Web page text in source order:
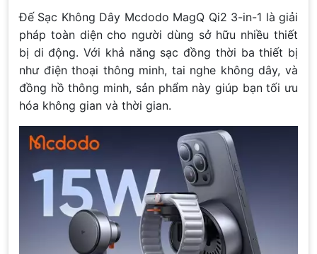
Đế Sạc Không Dây Mcdodo MagQ Qi2 3-in-1 là giải
pháp toàn diện cho người dùng sở hữu nhiều thiết
bị di động. Với khả năng sạc đồng thời ba thiết bị
như điện thoại thông minh, tai nghe không dây, và
đồng hồ thông minh, sản phẩm này giúp bạn tối ưu
hóa không gian và thời gian.